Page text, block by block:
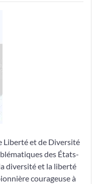
Liberté et de Diversité
des États-
diversité et la liberté
courageuse à